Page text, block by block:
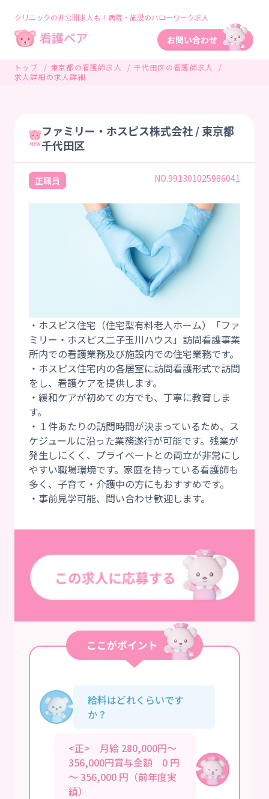
クリニックの非公開求人も！病院・施設のハローワーク求人
トップ 東京都の看護師求人
千代田区の看護師求人
求人詳細の求人詳細
ファミリー・ホスピス株式会社 / 東京都
千代田区
正職員 NO.991301025986041
・ホスピス住宅（住宅型有料老人ホーム）「ファ
ミリー・ホスピス二子玉川ハウス」訪問看護事業
所内での看護業務及び施設内での住宅業務です。
・ホスピス住宅内の各居室に訪問看護形式で訪問
をし、看護ケアを提供します。
・緩和ケアが初めての方でも、丁寧に教育しま
す。
・１件あたりの訪問時間が決まっているため、ス
ケジュールに沿った業務遂行が可能です。残業が
発生しにくく、プライベートとの両立が非常にし
やすい職場環境です。家庭を持っている看護師も
多く、子育て・介護中の方にもおすすめです。
給料はどれくらいです
か？
<正> 月給 280,000円～
356,000円賞与金額 0 円
～ 356,000 円（前年度実
績）